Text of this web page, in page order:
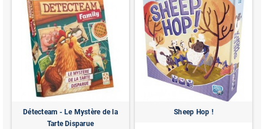
Détecteam - Le Mystère de la
Tarte Disparue
Sheep Hop !